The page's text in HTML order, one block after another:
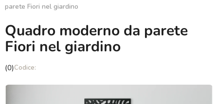
parete Fiori nel giardino
Quadro moderno da parete
Fiori nel giardino
La
media
(0)